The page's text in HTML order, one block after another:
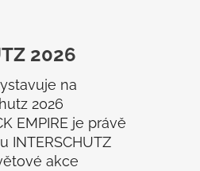
2026
na
2026
EMPIRE je právě
INTERSCHUTZ
akce